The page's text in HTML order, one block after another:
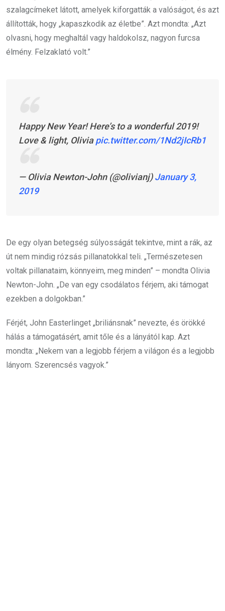
szalagcímeket látott, amelyek kiforgatták a valóságot, és azt
állították, hogy „kapaszkodik az életbe”. Azt mondta: „Azt
olvasni, hogy meghaltál vagy haldokolsz, nagyon furcsa
élmény. Felzaklató volt.”
Happy New Year! Here’s to a wonderful 2019!
Love & light, Oliviapic.twitter.com/1Nd2jIcRb1
— Olivia Newton-John (@olivianj)January 3,
2019
De egy olyan betegség súlyosságát tekintve, mint a rák, az
út nem mindig rózsás pillanatokkal teli. „Természetesen
voltak pillanataim, könnyeim, meg minden” – mondta Olivia
Newton-John. „De van egy csodálatos férjem, aki támogat
ezekben a dolgokban.”
Férjét, John Easterlinget „briliánsnak” nevezte, és örökké
hálás a támogatásért, amit tőle és a lányától kap. Azt
mondta: „Nekem van a legjobb férjem a világon és a legjobb
lányom. Szerencsés vagyok.”